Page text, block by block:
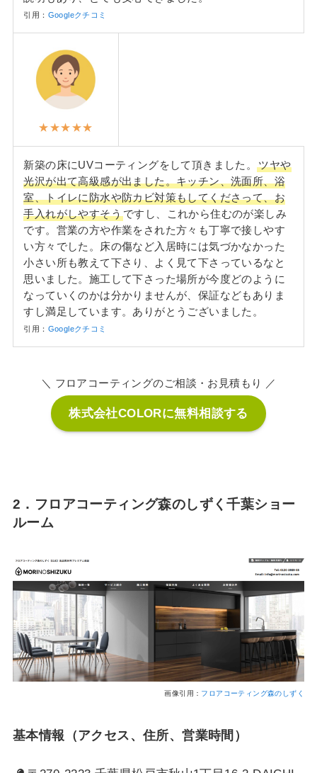
引用： Googleクチコミ
★★★★★
新築の床にUVコーティングをして頂きました。ツヤや
光沢が出て高級感が出ました。キッチン、洗面所、浴
室、トイレに防水や防カビ対策もしてくださって、お
手入れがしやすそうですし、これから住むのが楽しみ
です。営業の方や作業をされた方々も丁寧で接しやす
い方々でした。床の傷など入居時には気づかなかった
小さい所も教えて下さり、よく見て下さっているなと
思いました。施工して下さった場所が今度どのように
なっていくのかは分かりませんが、保証などもありま
すし満足しています。ありがとうございました。
引用： Googleクチコミ
＼ フロアコーティングのご相談・お見積もり ／
株式会社COLORに無料相談する
2．フロアコーティング森のしずく千葉ショー
ルーム
画像引用： フロアコーティング森のしずく
基本情報（アクセス、住所、営業時間）